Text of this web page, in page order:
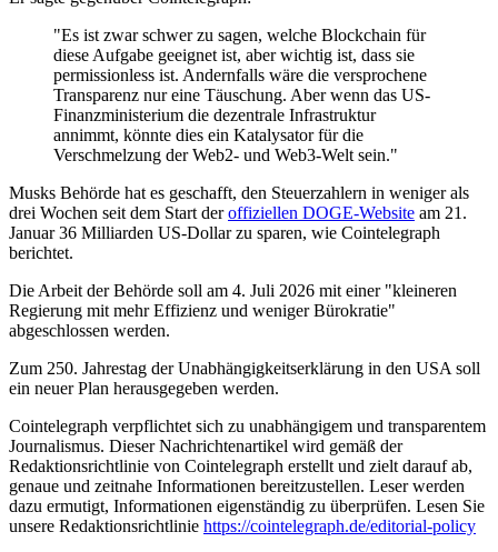
"Es ist zwar schwer zu sagen, welche Blockchain für
diese Aufgabe geeignet ist, aber wichtig ist, dass sie
permissionless ist. Andernfalls wäre die versprochene
Transparenz nur eine Täuschung. Aber wenn das US-
Finanzministerium die dezentrale Infrastruktur
annimmt, könnte dies ein Katalysator für die
Verschmelzung der Web2- und Web3-Welt sein."
Musks Behörde hat es geschafft, den Steuerzahlern in weniger als
drei Wochen seit dem Start deroffiziellen DOGE-Website am 21.
Januar 36 Milliarden US-Dollar zu sparen, wie Cointelegraph
berichtet.
Die Arbeit der Behörde soll am 4. Juli 2026 mit einer "kleineren
Regierung mit mehr Effizienz und weniger Bürokratie"
abgeschlossen werden.
Zum 250. Jahrestag der Unabhängigkeitserklärung in den USA soll
ein neuer Plan herausgegeben werden.
Cointelegraph verpflichtet sich zu unabhängigem und transparentem
Journalismus. Dieser Nachrichtenartikel wird gemäß der
Redaktionsrichtlinie von Cointelegraph erstellt und zielt darauf ab,
genaue und zeitnahe Informationen bereitzustellen. Leser werden
dazu ermutigt, Informationen eigenständig zu überprüfen. Lesen Sie
unsere Redaktionsrichtlinie https://cointelegraph.de/editorial-policy